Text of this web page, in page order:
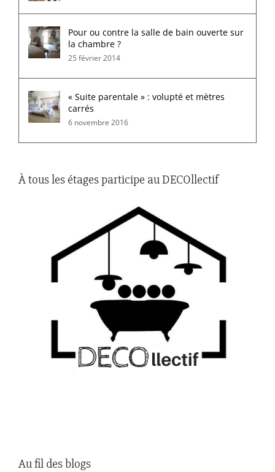
Pour ou contre la salle de bain ouverte sur
la chambre ?
25 février 2014
« Suite parentale » : volupté et mètres
carrés
6 novembre 2016
À tous les étages participe au DECOllectif
Au fil des blogs